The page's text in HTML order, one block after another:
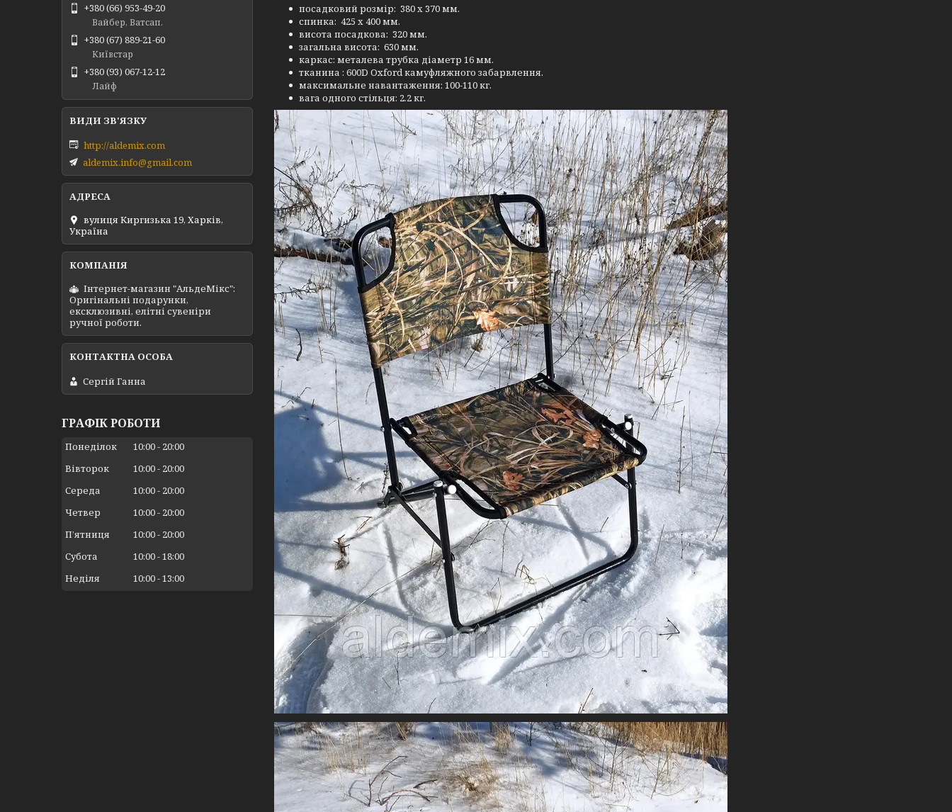
посадковий розмір: 380 х 370 мм.
спинка: 425 х 400 мм.
висота посадкова: 320 мм.
загальна висота: 630 мм.
каркас: металева трубка діаметр 16 мм.
тканина : 600D Oxford камуфляжного забарвлення.
максимальне навантаження: 100-110 кг.
вага одного стільця: 2.2 кг.
+380 (66) 953-49-20
Вайбер, Ватсап.
+380 (67) 889-21-60
Київстар
+380 (93) 067-12-12
Лайф
http://aldemix.com
aldemix.info@gmail.com
вулиця Киргизька 19, Харків,
Україна
Інтернет-магазин "АльдеМікс":
Оригінальні подарунки,
ексклюзивні, елітні сувеніри
ручної роботи.
Сергій Ганна
ГРАФІК РОБОТИ
Понеділок 10:00
20:00
Вівторок
10:00
20:00
Середа
10:00
20:00
Четвер
10:00
20:00
Пʼятниця
10:00
20:00
Субота
10:00 18:00
Неділя
10:00 13:00